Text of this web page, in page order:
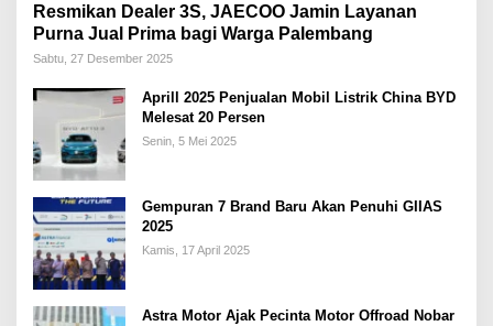
Resmikan Dealer 3S, JAECOO Jamin Layanan
Purna Jual Prima bagi Warga Palembang
Sabtu, 27 Desember 2025
Aprill 2025 Penjualan Mobil Listrik China BYD
Melesat 20 Persen
Senin, 5 Mei 2025
Gempuran 7 Brand Baru Akan Penuhi GIIAS
2025
Kamis, 17 April 2025
Astra Motor Ajak Pecinta Motor Offroad Nobar